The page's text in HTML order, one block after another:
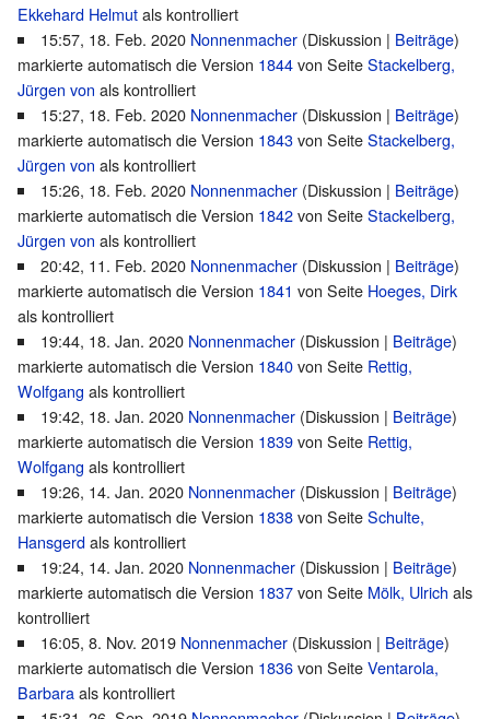
Ekkehard Helmutals kontrolliert
15:57, 18. Feb. 2020 Nonnenmacher (Diskussion | Beiträge)
markierte automatisch die Version 1844von SeiteStackelberg,
Jürgen von als kontrolliert
15:27, 18. Feb. 2020 Nonnenmacher (Diskussion | Beiträge)
markierte automatisch die Version 1843von SeiteStackelberg,
Jürgen von als kontrolliert
15:26, 18. Feb. 2020 Nonnenmacher (Diskussion | Beiträge)
markierte automatisch die Version 1842von SeiteStackelberg,
Jürgen von als kontrolliert
20:42, 11. Feb. 2020 Nonnenmacher (Diskussion | Beiträge)
markierte automatisch die Version 1841 von Seite Hoeges, Dirk
als kontrolliert
19:44, 18. Jan. 2020 Nonnenmacher (Diskussion | Beiträge)
markierte automatisch die Version 1840von Seite Rettig,
Wolfgang als kontrolliert
19:42, 18. Jan. 2020 Nonnenmacher (Diskussion | Beiträge)
markierte automatisch die Version 1839von Seite Rettig,
Wolfgang als kontrolliert
19:26, 14. Jan. 2020 Nonnenmacher (Diskussion | Beiträge)
markierte automatisch die Version 1838von SeiteSchulte,
Hansgerdals kontrolliert
19:24, 14. Jan. 2020 Nonnenmacher (Diskussion | Beiträge)
markierte automatisch die Version 1837von Seite Mölk, Ulrich als
kontrolliert
16:05, 8. Nov. 2019 Nonnenmacher (Diskussion | Beiträge)
markierte automatisch die Version 1836von SeiteVentarola,
Barbaraals kontrolliert